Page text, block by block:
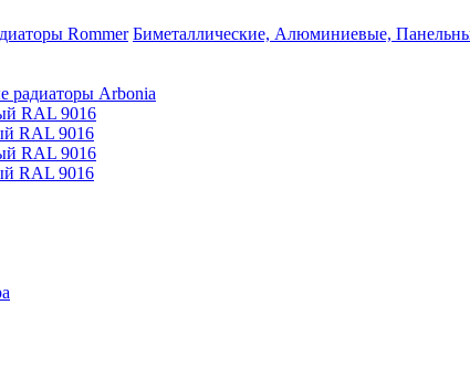
Биметаллические, Алюминиевые,
радиаторы Arbonia
RAL 9016
RAL 9016
RAL 9016
RAL 9016